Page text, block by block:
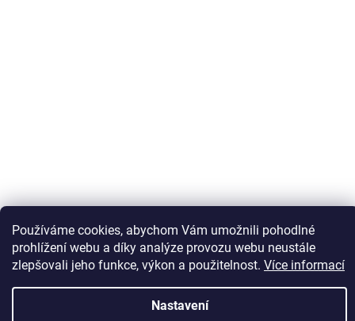
Používáme cookies, abychom Vám umožnili pohodlné
prohlížení webu a díky analýze provozu webu neustále
zlepšovali jeho funkce, výkon a použitelnost. Více informací
Nastavení
Sledovat na Instagramu
Vytvořil Shoptet